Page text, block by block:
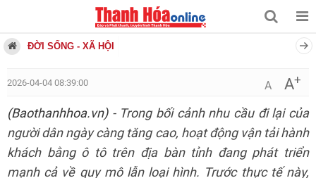
ĐỜI SỐNG - XÃ HỘI
2026-04-04 08:39:00 A A+
(Baothanhhoa.vn)- Trong bối cảnh nhu cầu đi lại của
người dân ngày càng tăng cao, hoạt động vận tải hành
khách bằng ô tô trên địa bàn tỉnh đang phát triển
mạnh cả về quy mô lẫn loại hình. Trước thực tế này,